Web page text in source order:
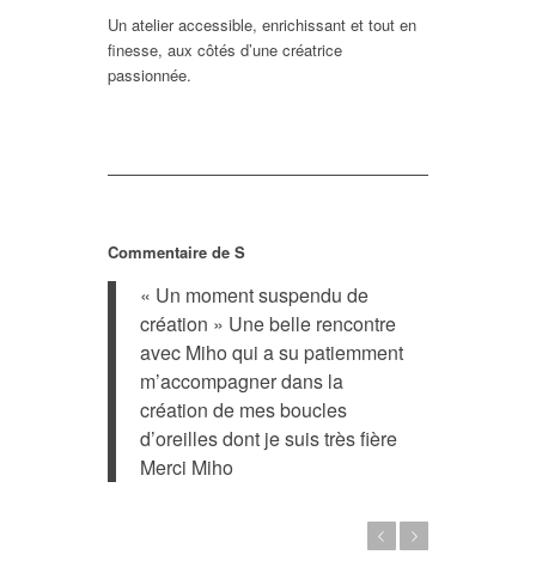
Un atelier accessible, enrichissant et tout en
finesse, aux côtés d’une créatrice
passionnée.
Commentaire de S
« Un moment suspendu de
création » Une belle rencontre
avec Miho qui a su patiemment
m’accompagner dans la
création de mes boucles
d’oreilles dont je suis très fière
Merci Miho